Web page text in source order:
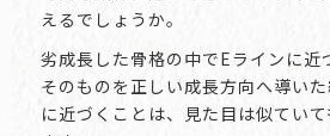
えるでしょうか。
劣成長した骨格の中でEラインに近
そのものを正しい成長方向へ導い
に近づくことは、見た目は似てい